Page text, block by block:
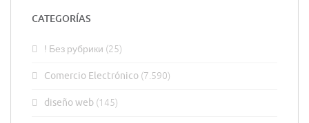
CATEGORÍAS
! Без рубрики (25)
Comercio Electrónico (7.590)
diseño web (145)